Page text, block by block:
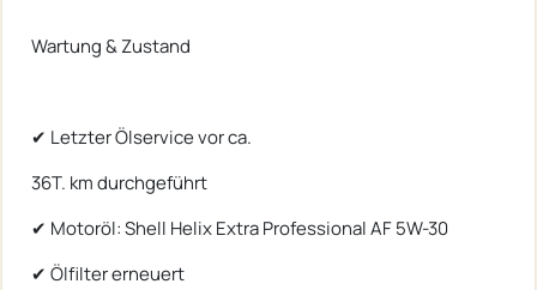
Wartung & Zustand
✔ Letzter Ölservice vor ca.
36T. km durchgeführt
✔ Motoröl: Shell Helix Extra Professional AF 5W-30
✔ Ölfilter erneuert